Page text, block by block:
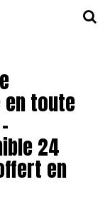
en toute
24
en